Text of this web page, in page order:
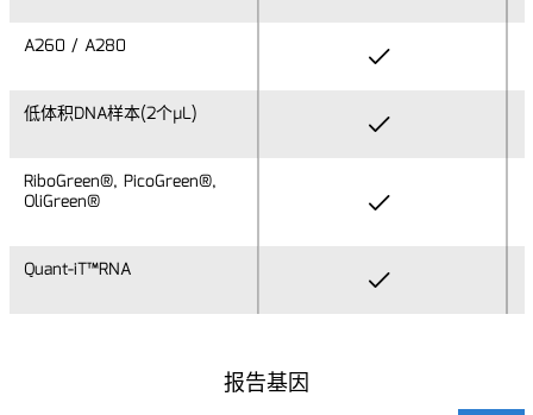
A260 / A280
低体积DNA样本(2个µL)
RiboGreen®, PicoGreen®,
OliGreen®
Quant-iT™RNA
A260 / A280
低体积DNA样本(2个µL)
RiboGreen®, PicoGreen®,
OliGreen®
Quant-iT™RNA
报告基因